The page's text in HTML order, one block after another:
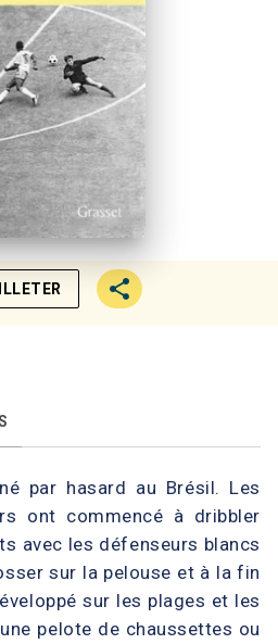
par hasard au Brésil. Les
ont commencé à dribbler
avec les défenseurs blancs
sur la pelouse et à la fin
sur les plages et les
pelote de chaussettes ou